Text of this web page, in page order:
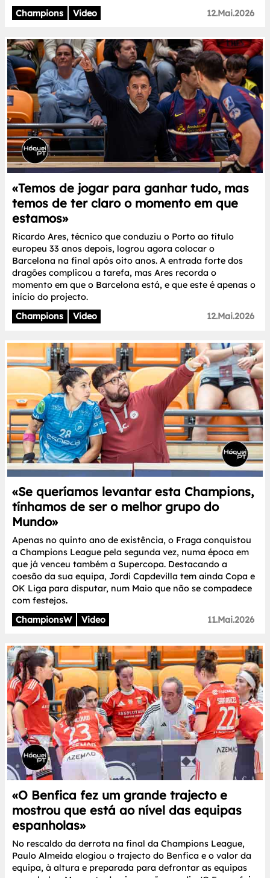
Champions
Video 12.Mai.2026
«Temos de jogar para ganhar tudo, mas
temos de ter claro o momento em que
estamos»
Ricardo Ares, técnico que conduziu o Porto ao título
europeu 33 anos depois, logrou agora colocar o
Barcelona na final após oito anos. A entrada forte dos
dragões complicou a tarefa, mas Ares recorda o
momento em que o Barcelona está, e que este é apenas o
início do projecto.
Champions
Video 12.Mai.2026
«Se queríamos levantar esta Champions,
tínhamos de ser o melhor grupo do
Mundo»
Apenas no quinto ano de existência, o Fraga conquistou
a Champions League pela segunda vez, numa época em
que já venceu também a Supercopa. Destacando a
coesão da sua equipa, Jordi Capdevilla tem ainda Copa e
OK Liga para disputar, num Maio que não se compadece
com festejos.
ChampionsW
Video 11.Mai.2026
«O Benfica fez um grande trajecto e
mostrou que está ao nível das equipas
espanholas»
No rescaldo da derrota na final da Champions League,
Paulo Almeida elogiou o trajecto do Benfica e o valor da
equipa, à altura e preparada para defrontar as equipas